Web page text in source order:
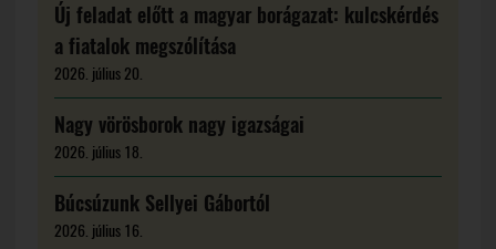
Új feladat előtt a magyar borágazat: kulcskérdés
a fiatalok megszólítása
2026. július 20.
Nagy vörösborok nagy igazságai
2026. július 18.
Búcsúzunk Sellyei Gábortól
2026. július 16.